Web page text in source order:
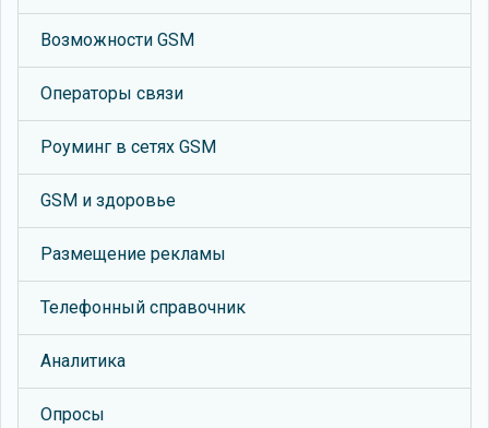
Возможности GSM
Операторы связи
Роуминг в сетях GSM
GSM и здоровье
Размещение рекламы
Телефонный справочник
Аналитика
Опросы